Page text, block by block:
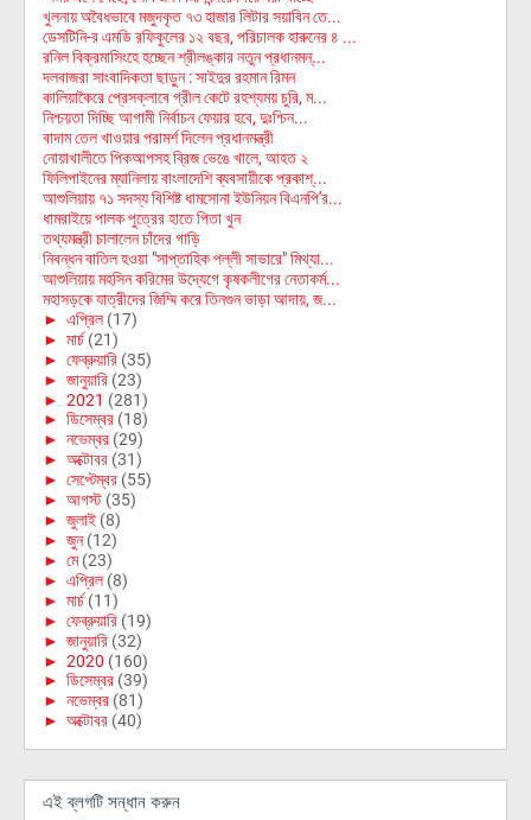
খুলনায় অবৈধভাবে মজুদকৃত ৭৩ হাজার লিটার সয়াবিন তে...
ডেসটিনি-র এমডি রফিকুলের ১২ বছর, পরিচালক হারুনের ৪ ...
রনিল বিক্রমাসিংহে হচ্ছেন শ্রীলঙ্কার নতুন প্রধানমন্...
দলবাজরা সাংবাদিকতা ছাড়ুন : সাইদুর রহমান রিমন
কালিয়াকৈরে প্রেসক্লাবে গ্রীল কেটে রহশ্যময় চুরি, ম...
নিশ্চয়তা দিচ্ছি আগামী নির্বাচন ফেয়ার হবে, দুঃশ্চিন...
বাদাম তেল খাওয়ার পরামর্শ দিলেন প্রধানমন্ত্রী
নোয়াখালীতে পিকআপসহ ব্রিজ ভেঙে খালে, আহত ২
ফিলিপাইনের ম্যানিলায় বাংলাদেশি ব্যবসায়ীকে প্রকাশ্...
আশুলিয়ায় ৭১ সদস্য বিশিষ্ট ধামসোনা ইউনিয়ন বিএনপি'র...
ধামরাইয়ে পালক পুত্রের হাতে পিতা খুন
তথ্যমন্ত্রী চালালেন চাঁদের গাড়ি
নিবন্ধন বাতিল হওয়া "সাপ্তাহিক পল্লী সাভারে" মিথ্যা...
আশুলিয়ায় মহসিন করিমের উদ্যেগে কৃষকলীগের নেতাকর্ম...
মহাসড়কে যাত্রীদের জিম্মি করে তিনগুন ভাড়া আদায়, জ...
► এপ্রিল (17)
► মার্চ (21)
► ফেব্রুয়ারি (35)
► জানুয়ারি (23)
► 2021 (281)
► ডিসেম্বর (18)
► নভেম্বর (29)
► অক্টোবর (31)
► সেপ্টেম্বর (55)
► আগস্ট (35)
► জুলাই (8)
► জুন (12)
► মে (23)
► এপ্রিল (8)
► মার্চ (11)
► ফেব্রুয়ারি (19)
► জানুয়ারি (32)
► 2020 (160)
► ডিসেম্বর (39)
► নভেম্বর (81)
► অক্টোবর (40)
এই ব্লগটি সন্ধান করুন